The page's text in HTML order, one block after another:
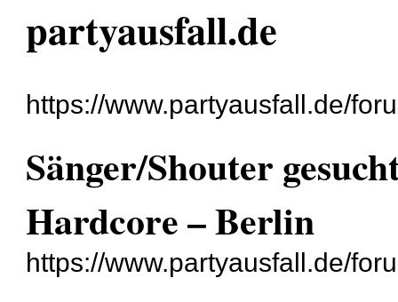
partyausfall.de
https://www.partyausfall.de/
Sänger/Shouter
Hardcore – Berlin
https://www.partyausfall.de/